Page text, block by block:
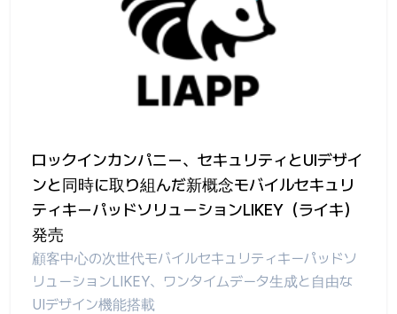
ロックインカンパニー、セキュリティとUIデザイ
ンと同時に取り組んだ新概念モバイルセキュリ
ティキーパッドソリューションLIKEY（ライキ）
発売
顧客中心の次世代モバイルセキュリティキーパッドソ
リューションLIKEY、ワンタイムデータ生成と自由な
UIデザイン機能搭載